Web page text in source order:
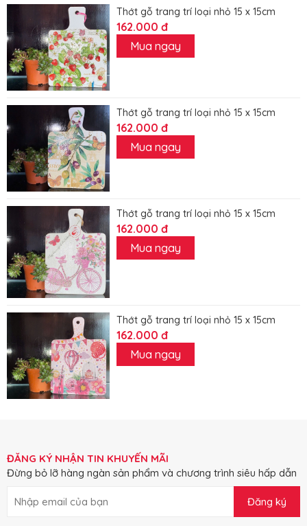
Thớt gỗ trang trí loại nhỏ 15 x 15cm
162.000 đ
Mua ngay
Thớt gỗ trang trí loại nhỏ 15 x 15cm
162.000 đ
Mua ngay
Thớt gỗ trang trí loại nhỏ 15 x 15cm
162.000 đ
Mua ngay
Thớt gỗ trang trí loại nhỏ 15 x 15cm
162.000 đ
Mua ngay
ĐĂNG KÝ NHẬN TIN KHUYẾN MÃI
Đừng bỏ lỡ hàng ngàn sản phẩm và chương trình siêu hấp dẫn
Đăng ký